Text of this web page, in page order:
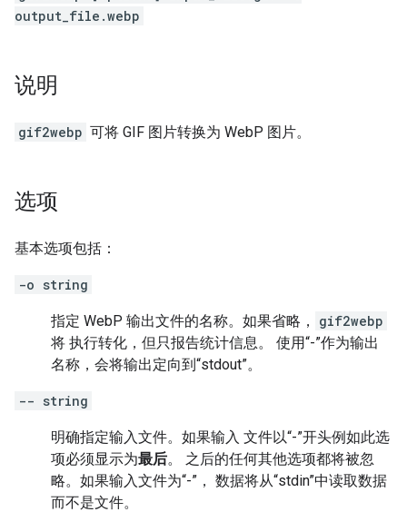
output_file.webp
说明
gif2webp 可将 GIF 图片转换为 WebP 图片。
选项
基本选项包括：
-o string
指定 WebP 输出文件的名称。如果省略，
gif2webp
将 执行转化，但只报告统计信息。 使用“-”作为输出
名称，会将输出定向到“stdout”。
-- string
明确指定输入文件。如果输入 文件以“-”开头例如此选
项必须显示为最后。 之后的任何其他选项都将被忽
略。如果输入文件为“-”， 数据将从“stdin”中读取数据
而不是文件。